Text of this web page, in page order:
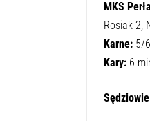
MKS
Rosiak 2,
Karne: 5/6
Kary: 6